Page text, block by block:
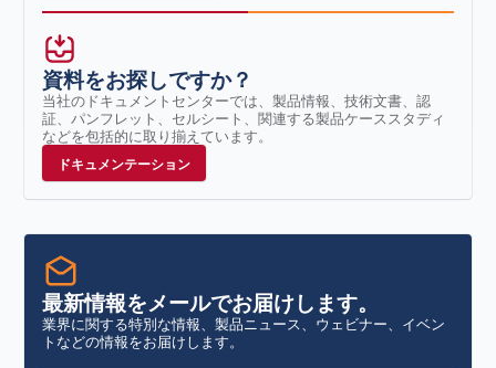
資料をお探しですか？
当社のドキュメントセンターでは、製品情報、技術文書、認
証、パンフレット、セルシート、関連する製品ケーススタディ
などを包括的に取り揃えています。
ドキュメンテーション
最新情報をメールでお届けします。
業界に関する特別な情報、製品ニュース、ウェビナー、イベン
トなどの情報をお届けします。